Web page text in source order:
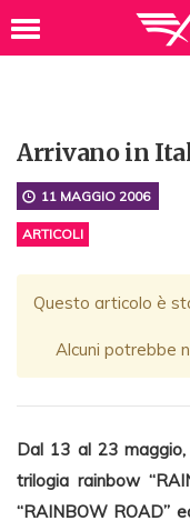
Arrivano in
11 MAGGIO 2006
ARTICOLI
Questo articolo è
Alcuni potrebbe
Dal 13 al 23
trilogia rainbow
“RAINBOW ROAD”